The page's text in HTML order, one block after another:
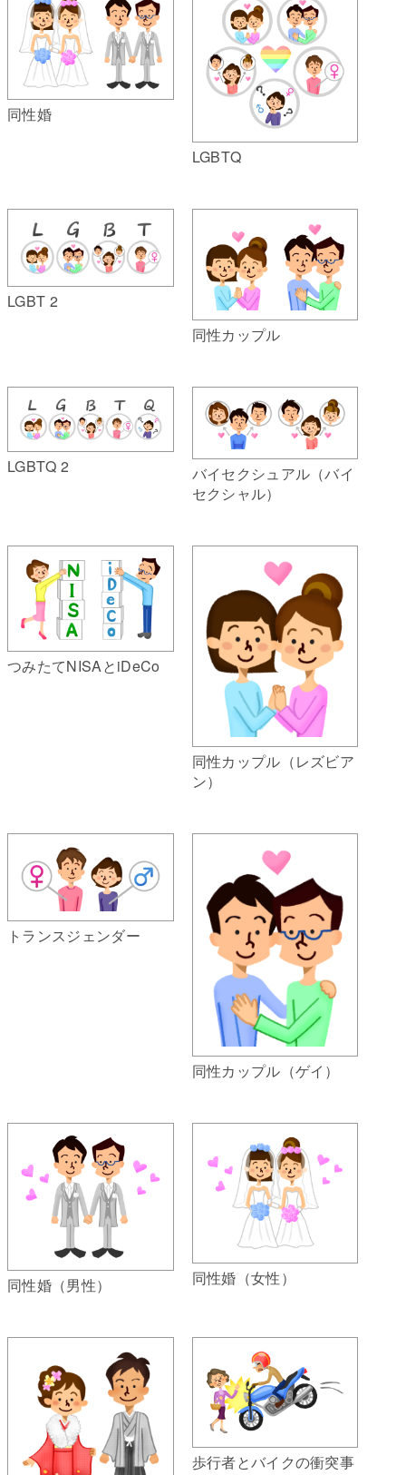
同性婚
LGBTQ
LGBT 2
同性カップル
LGBTQ 2
バイセクシュアル（バイ
セクシャル）
つみたてNISAとiDeCo
同性カップル（レズビア
ン）
トランスジェンダー
同性カップル（ゲイ）
同性婚（男性） 同性婚（女性）
歩行者とバイクの衝突事